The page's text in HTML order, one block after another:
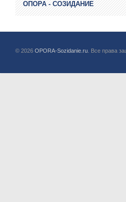
ОПОРА - СОЗИДАНИЕ
© 2026 OPORA-Sozidanie.ru . Все права